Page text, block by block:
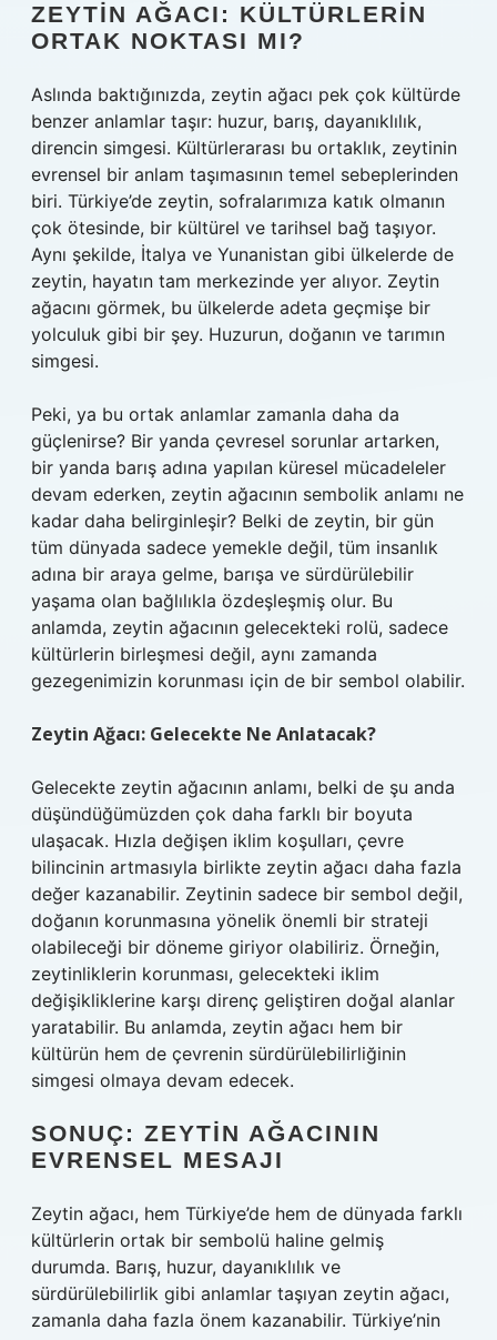
ZEYTIN AĞACI: KÜLTÜRLERIN
ORTAK NOKTASI MI?
Aslında baktığınızda, zeytin ağacı pek çok kültürde
benzer anlamlar taşır: huzur, barış, dayanıklılık,
direncin simgesi. Kültürlerarası bu ortaklık, zeytinin
evrensel bir anlam taşımasının temel sebeplerinden
biri. Türkiye’de zeytin, sofralarımıza katık olmanın
çok ötesinde, bir kültürel ve tarihsel bağ taşıyor.
Aynı şekilde, İtalya ve Yunanistan gibi ülkelerde de
zeytin, hayatın tam merkezinde yer alıyor. Zeytin
ağacını görmek, bu ülkelerde adeta geçmişe bir
yolculuk gibi bir şey. Huzurun, doğanın ve tarımın
simgesi.
Peki, ya bu ortak anlamlar zamanla daha da
güçlenirse? Bir yanda çevresel sorunlar artarken,
bir yanda barış adına yapılan küresel mücadeleler
devam ederken, zeytin ağacının sembolik anlamı ne
kadar daha belirginleşir? Belki de zeytin, bir gün
tüm dünyada sadece yemekle değil, tüm insanlık
adına bir araya gelme, barışa ve sürdürülebilir
yaşama olan bağlılıkla özdeşleşmiş olur. Bu
anlamda, zeytin ağacının gelecekteki rolü, sadece
kültürlerin birleşmesi değil, aynı zamanda
gezegenimizin korunması için de bir sembol olabilir.
Zeytin Ağacı: Gelecekte Ne Anlatacak?
Gelecekte zeytin ağacının anlamı, belki de şu anda
düşündüğümüzden çok daha farklı bir boyuta
ulaşacak. Hızla değişen iklim koşulları, çevre
bilincinin artmasıyla birlikte zeytin ağacı daha fazla
değer kazanabilir. Zeytinin sadece bir sembol değil,
doğanın korunmasına yönelik önemli bir strateji
olabileceği bir döneme giriyor olabiliriz. Örneğin,
zeytinliklerin korunması, gelecekteki iklim
değişikliklerine karşı direnç geliştiren doğal alanlar
yaratabilir. Bu anlamda, zeytin ağacı hem bir
kültürün hem de çevrenin sürdürülebilirliğinin
simgesi olmaya devam edecek.
SONUÇ: ZEYTIN AĞACININ
EVRENSEL MESAJI
Zeytin ağacı, hem Türkiye’de hem de dünyada farklı
kültürlerin ortak bir sembolü haline gelmiş
durumda. Barış, huzur, dayanıklılık ve
sürdürülebilirlik gibi anlamlar taşıyan zeytin ağacı,
zamanla daha fazla önem kazanabilir. Türkiye’nin